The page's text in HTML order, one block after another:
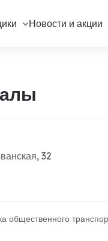
Новости и акции
32
общественного